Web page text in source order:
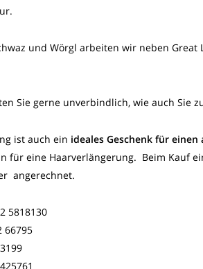
und Wörgl arbeiten wir neben Great
Sie gerne unverbindlich, wie auch Sie
ist auch ein ideales Geschenk für
für eine Haarverlängerung. Beim Kauf
angerechnet.
5818130
66795